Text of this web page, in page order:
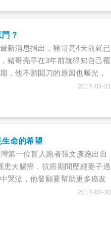
？
新消息指出，豬哥亮4天前就已
豬哥亮早在3年前就得知自己罹
，他不願開刀的原因也曝光，
亮也因為開刀位置接近肛門，
2017-03-31
命的希望
第一位盲人跑者張文彥跑出自
大腸癌，抗癌期間歷經妻子過
哭泣，他發願要幫助更多癌友
2017-03-30